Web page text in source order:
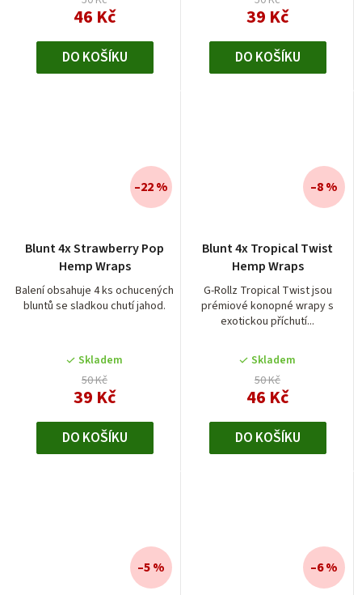
46 Kč
DO KOŠÍKU
39 Kč
DO KOŠÍKU
Blunt 4x Strawberry Pop
Hemp Wraps
Balení obsahuje 4 ks ochucených
bluntů se sladkou chutí jahod.
Skladem
50 Kč
39 Kč
–22 %
DO KOŠÍKU
Blunt 4x Tropical Twist
Hemp Wraps
G-Rollz Tropical Twist jsou
prémiové konopné wrapy s
exotickou příchutí...
Skladem
50 Kč
46 Kč
–8 %
DO KOŠÍKU
–5 % –6 %